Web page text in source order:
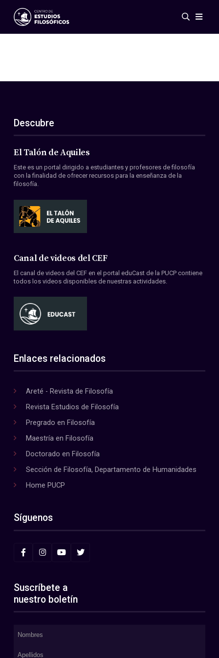
Eventos
ES
EN
Acerca de nosotros
Miembros
Convenios
Descubre
El Talón de Aquiles
Este es un portal dirigido a estudiantes y profesores de filosofía
con la finalidad de ofrecer recursos para la enseñanza de la
filosofía.
Canal de videos del CEF
El canal de videos del CEF en el portal eduCast de la PUCP contiene
todos los videos disponibles de nuestras actividades.
Enlaces relacionados
Areté - Revista de Filosofía
Revista Estudios de Filosofía
Pregrado en Filosofía
Maestría en Filosofía
Doctorado en Filosofía
Sección de Filosofía, Departamento de Humanidades
Home PUCP
Síguenos
Suscríbete a
nuestro boletín